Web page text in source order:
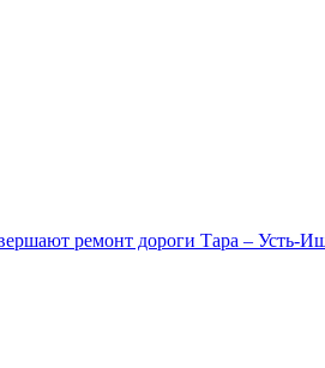
ремонт дороги Тара – Усть-